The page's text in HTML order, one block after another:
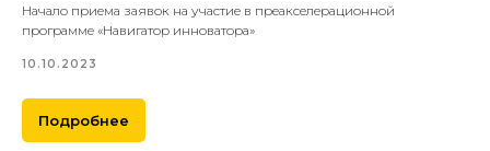
Начало приема заявок на участие в преакселерационной
программе «Навигатор инноватора»
10.10.2023
Подробнее